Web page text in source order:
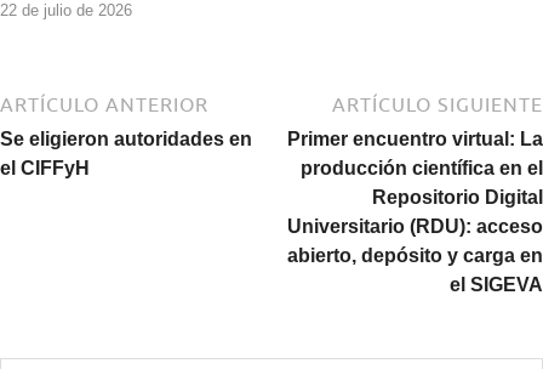
22 de julio de 2026
ARTÍCULO ANTERIOR
Se eligieron autoridades en
el CIFFyH
ARTÍCULO SIGUIENTE
Primer encuentro virtual: La
producción científica en el
Repositorio Digital
Universitario (RDU): acceso
abierto, depósito y carga en
el SIGEVA